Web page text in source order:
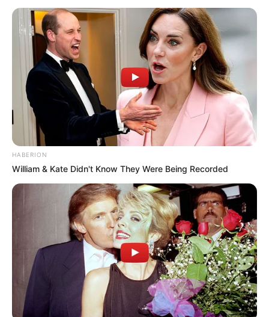
HABERION
William & Kate Didn't Know They Were Being Recorded